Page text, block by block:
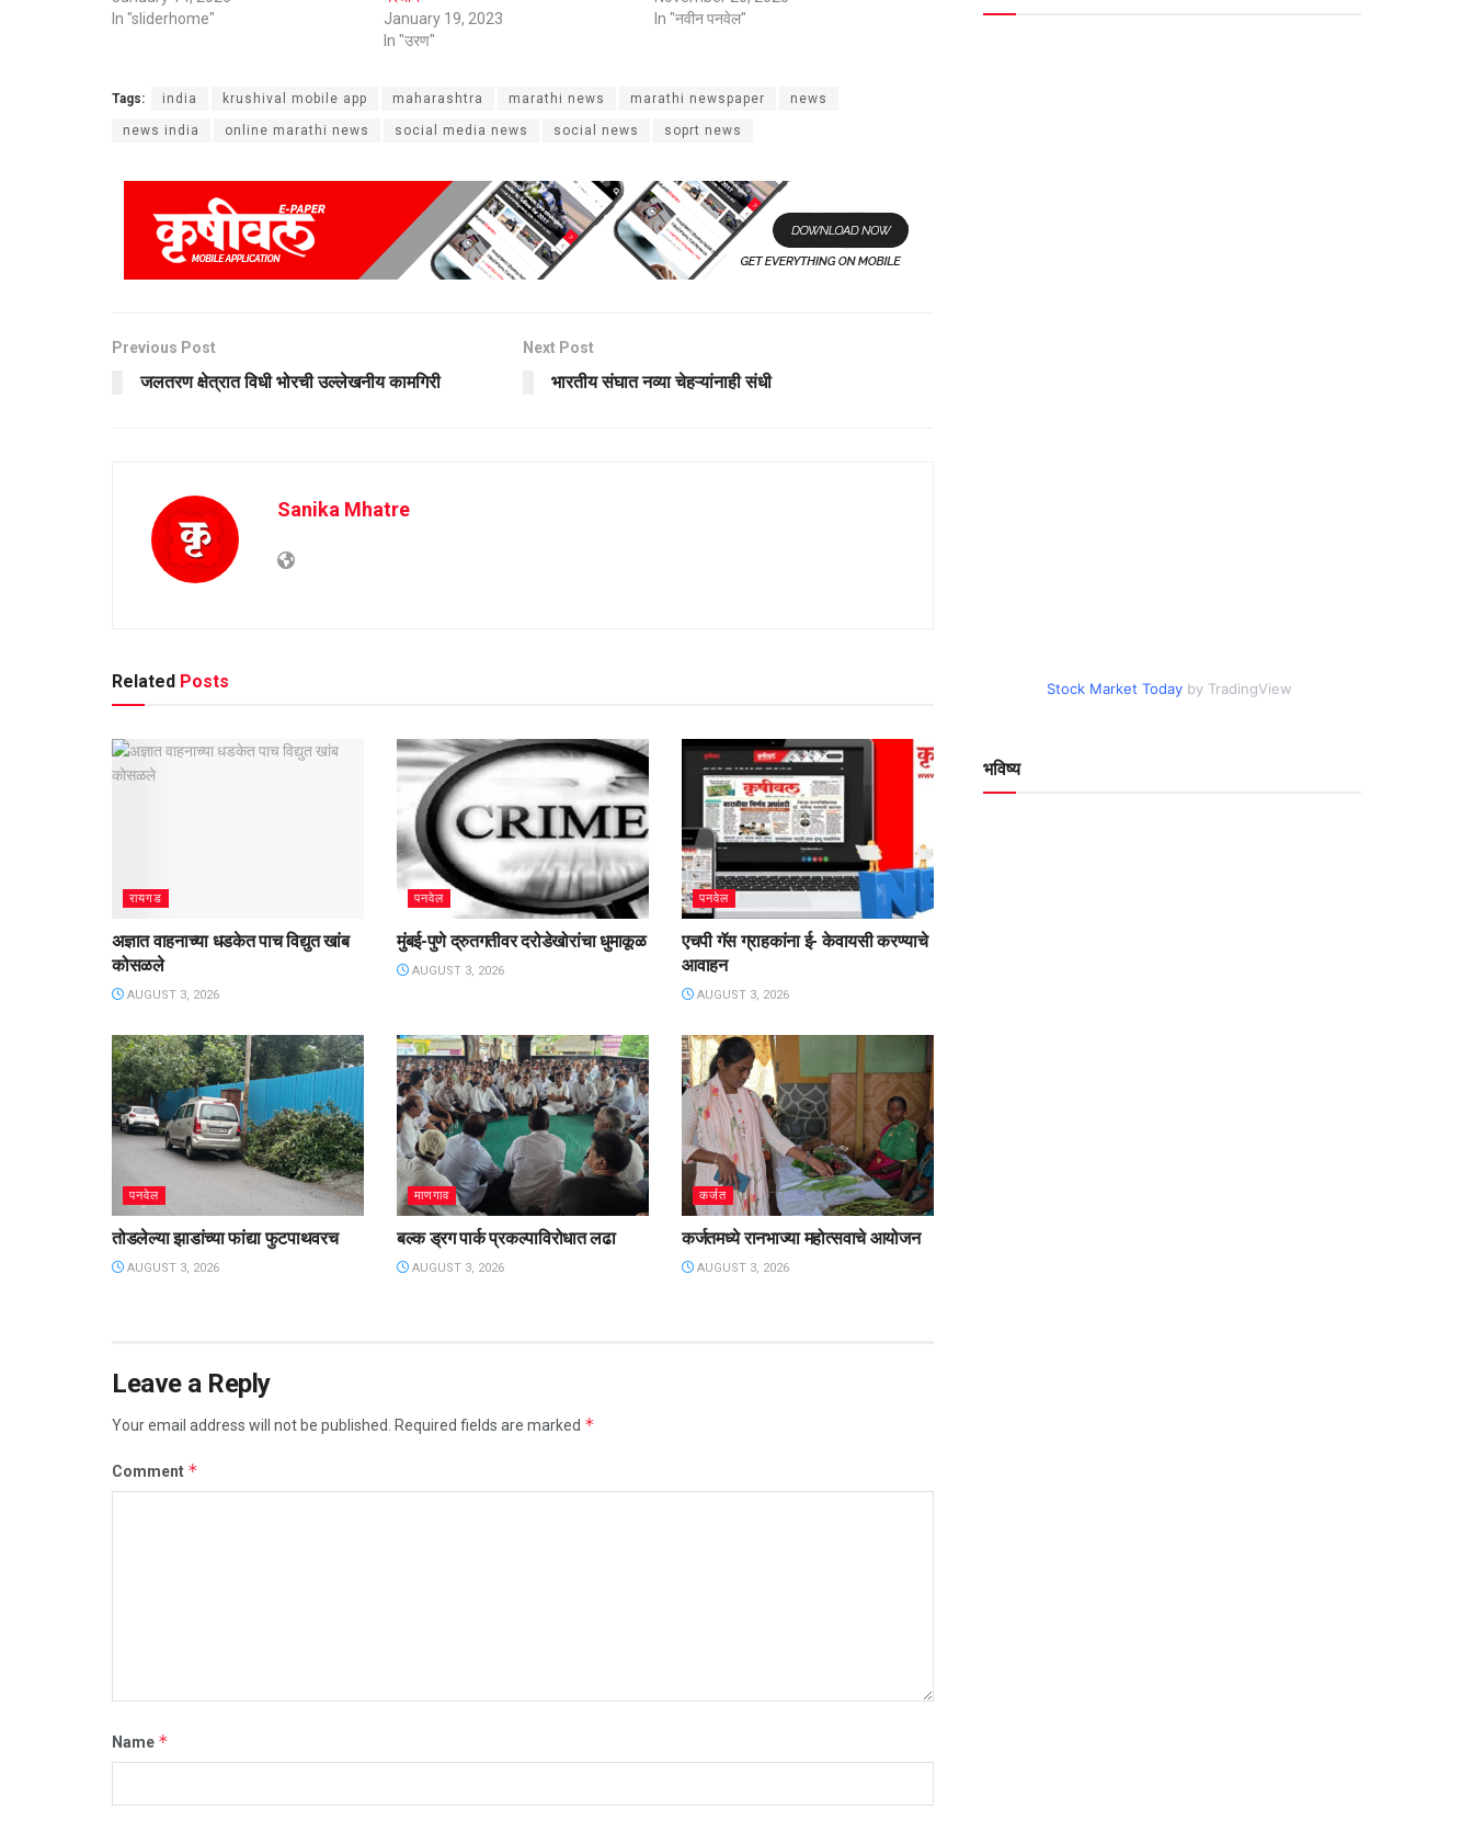
In "sliderhome"
January 19, 2023
In "उरण"
In "नवीन पनवेल"
Tags: india krushival mobile app maharashtra marathi news marathi newspaper news
news india online marathi news social media news social news soprt news
Previous Post
जलतरण क्षेत्रात विधी भोरची उल्लेखनीय कामगिरी
Next Post
भारतीय संघात नव्या चेहऱ्यांनाही संधी
Sanika Mhatre
Related Posts
रायगड
अज्ञात वाहनाच्या धडकेत पाच विद्युत खांब
कोसळले
AUGUST 3, 2026
पनवेल
मुंबई-पुणे द्रुतगतीवर दरोडेखोरांचा धुमाकूळ
AUGUST 3, 2026
पनवेल
एचपी गॅस ग्राहकांना ई- केवायसी करण्याचे
आवाहन
AUGUST 3, 2026
पनवेल
तोडलेल्या झाडांच्या फांद्या फुटपाथवरच
AUGUST 3, 2026
माणगाव
बल्क ड्रग पार्क प्रकल्पाविरोधात लढा
AUGUST 3, 2026
कर्जत
कर्जतमध्ये रानभाज्या महोत्सवाचे आयोजन
AUGUST 3, 2026
Leave a Reply
Your email address will not be published. Required fields are marked *
Comment *
Name *
Stock Market Today by TradingView
भविष्य